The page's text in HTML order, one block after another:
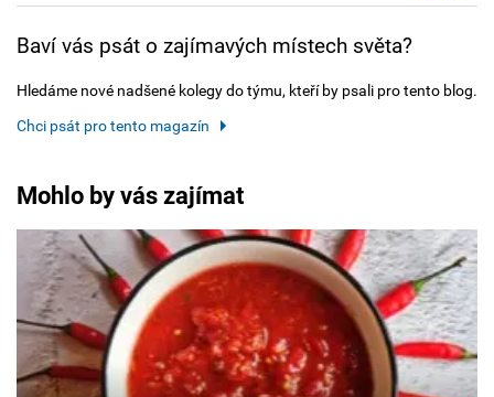
Baví vás psát o zajímavých místech světa?
Hledáme nové nadšené kolegy do týmu, kteří by psali pro tento blog.
Chci psát pro tento magazín
Mohlo by vás zajímat